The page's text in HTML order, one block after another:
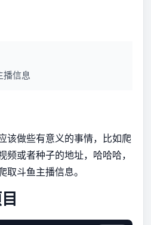
播信息
该做些有意义的事情，比如爬
频或者种子的地址，哈哈哈，
取斗鱼主播信息。